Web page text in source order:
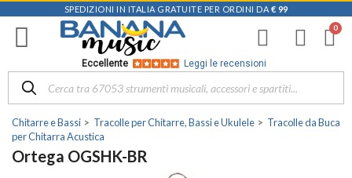
SPEDIZIONI IN ITALIA GRATUITE PER ORDINI DA € 99
Eccellente Leggi le recensioni
Chitarre e Bassi Tracolle per Chitarre, Bassi e Ukulele
Tracolle da Buca
per Chitarra Acustica
Ortega OGSHK-BR